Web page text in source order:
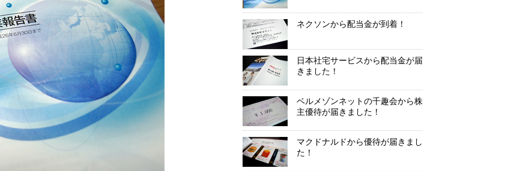
ネクソンから配当金が到着！
日本社宅サービスから配当金が届
きました！
ベルメゾンネットの千趣会から株
主優待が届きました！
マクドナルドから優待が届きまし
た！